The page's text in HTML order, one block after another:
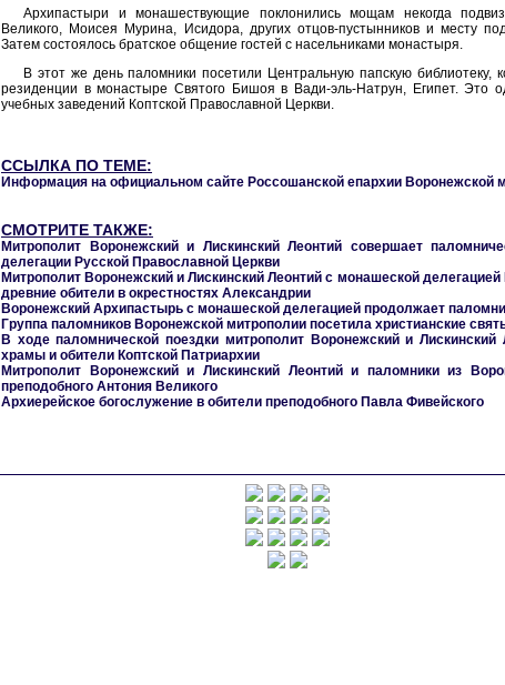
Архипастыри и монашествующие поклонились мощам некогда
Великого, Моисея Мурина, Исидора, других отцов-пустынников и месту
Затем состоялось братское общение гостей с насельниками монастыря.
В этот же день паломники посетили Центральную папскую библиотеку,
резиденции в монастыре Святого Бишоя в Вади-эль-Натрун, Египет. Это
учебных заведений Коптской Православной Церкви.
ССЫЛКА ПО ТЕМЕ:
Информация на официальном сайте Россошанской епархии Воронежской
СМОТРИТЕ ТАКЖЕ:
Митрополит Воронежский и Лискинский Леонтий совершает
делегации Русской Православной Церкви
Митрополит Воронежский и Лискинский Леонтий с монашеской
древние обители в окрестностях Александрии
Воронежский Архипастырь с монашеской делегацией продолжает
Группа паломников Воронежской митрополии посетила христианские
В ходе паломнической поездки митрополит Воронежский и
храмы и обители Коптской Патриархии
Митрополит Воронежский и Лискинский Леонтий и паломники из
преподобного Антония Великого
Архиерейское богослужение в обители преподобного Павла Фивейского